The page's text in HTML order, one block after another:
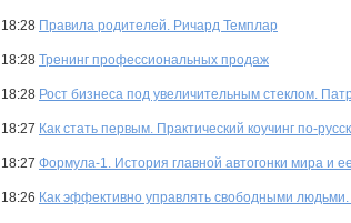
18:28 Правила родителей. Ричард Темплар
18:28 Тренинг профессиональных продаж
18:28 Рост бизнеса под увеличительным стеклом.
18:27 Как стать первым. Практический коучинг по-
18:27 Формула-1. История главной автогонки мира и
18:26 Как эффективно управлять свободными